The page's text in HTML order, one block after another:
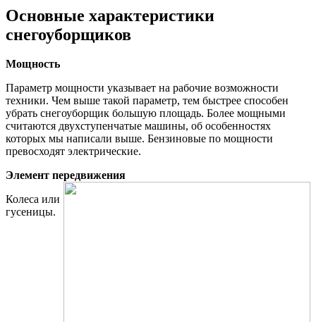
Основные характеристики
снегоуборщиков
Мощность
Параметр мощности указывает на рабочие возможности
техники. Чем выше такой параметр, тем быстрее способен
убрать снегоуборщик большую площадь. Более мощными
считаются двухступенчатые машины, об особенностях
которых мы написали выше. Бензиновые по мощности
превосходят электрические.
Элемент передвижения
Колеса или
гусеницы.